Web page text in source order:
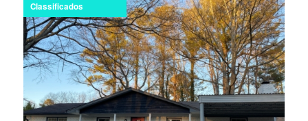
Classificados